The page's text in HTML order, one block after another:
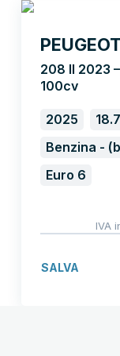
208 II 2023
100cv
2025
Benzina -
Euro 6
IVA
SALVA